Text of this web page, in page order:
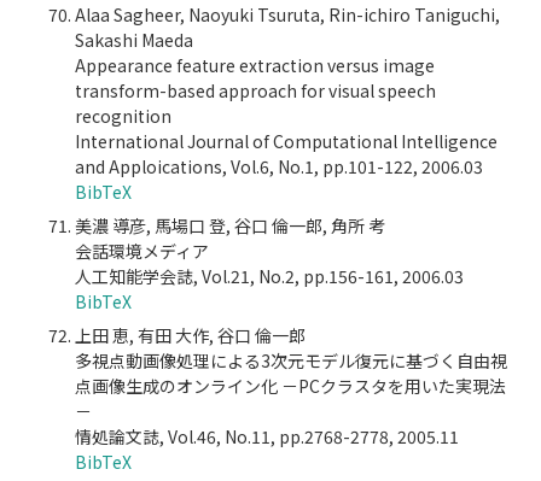
Alaa Sagheer, Naoyuki Tsuruta, Rin-ichiro Taniguchi,
Sakashi Maeda
Appearance feature extraction versus image
transform-based approach for visual speech
recognition
International Journal of Computational Intelligence
and Apploications, Vol.6, No.1, pp.101-122, 2006.03
BibTeX
美濃 導彦, 馬場口 登, 谷口 倫一郎, 角所 考
会話環境メディア
人工知能学会誌, Vol.21, No.2, pp.156-161, 2006.03
BibTeX
上田 恵, 有田 大作, 谷口 倫一郎
多視点動画像処理による3次元モデル復元に基づく自由視
点画像生成のオンライン化 －PCクラスタを用いた実現法
－
情処論文誌, Vol.46, No.11, pp.2768-2778, 2005.11
BibTeX